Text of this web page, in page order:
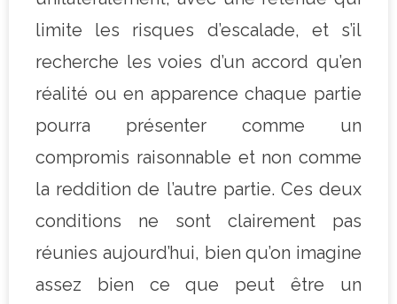
limite les risques d’escalade, et s’il
recherche les voies d’un accord qu’en
réalité ou en apparence chaque partie
pourra présenter comme un
compromis raisonnable et non comme
la reddition de l’autre partie. Ces deux
conditions ne sont clairement pas
réunies aujourd’hui, bien qu’on imagine
assez bien ce que peut être un